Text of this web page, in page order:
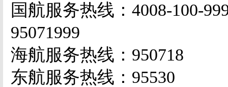
国航服务热线： 4008-100-
95071999
海航服务热线： 950718
东航服务热线： 95530